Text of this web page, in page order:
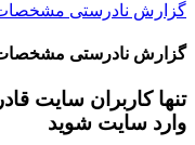
گزارش نادرستی
گزارش نادرستی
تنها کاربران سایت
وارد سایت شوید